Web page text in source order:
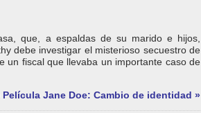
que, a espaldas de su marido e hijos,
debe investigar el misterioso secuestro de
un fiscal que llevaba un importante caso de
Película Jane Doe: Cambio de identidad »